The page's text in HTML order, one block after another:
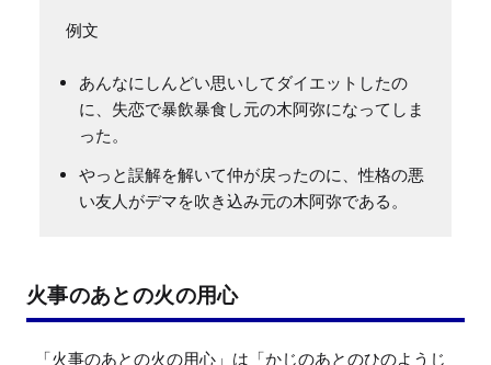
あんなにしんどい思いしてダイエットしたの
に、失恋で暴飲暴食し元の木阿弥になってしま
った。
やっと誤解を解いて仲が戻ったのに、性格の悪
い友人がデマを吹き込み元の木阿弥である。
火事のあとの火の用心
「火事のあとの火の用心」は「かじのあとのひのようじ